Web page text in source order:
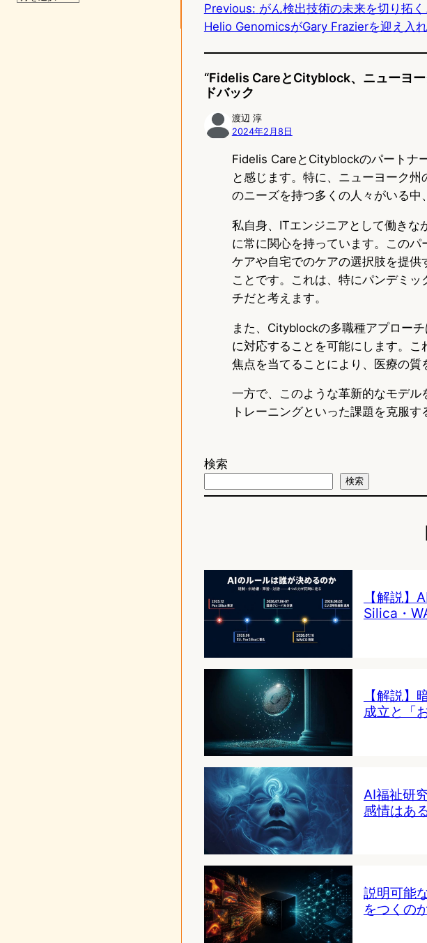
o
n
y
o
k
Previous: がん検出技術の未来を切り拓く
Helio GenomicsがGary Frazierを迎え入れ
“Fidelis CareとCityblock、ニューヨー
ドバック
渡辺 淳
2024年2月8日
Fidelis CareとCityblockのパートナ
と感じます。特に、ニューヨーク
のニーズを持つ多くの人々がいる中
私自身、ITエンジニアとして働きな
に常に関心を持っています。この
ケアや自宅でのケアの選択肢を提
ことです。これは、特にパンデミ
チだと考えます。
また、Cityblockの多職種アプロー
に対応することを可能にします。
焦点を当てることにより、医療の質
一方で、このような革新的なモデ
トレーニングといった課題を克服
検索
検索
【解説
Silica・
【解説
成立と「
AI福祉研
感情はあ
説明可能
をつくの